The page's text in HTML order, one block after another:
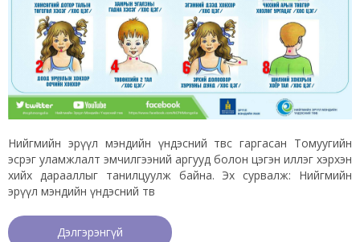
Нийгмийн эрүүл мэндийн үндэсний төвөөс гаргасан Томуугийн
эсрэг уламжлалт эмчилгээний аргууд болон цэгэн иллэг хэрхэн
хийх дарааллыг танилцуулж байна. Эх сурвалж: Нийгмийн
эрүүл мэндийн үндэсний төв
Дэлгэрэнгүй